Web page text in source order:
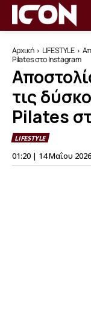
Αρχική LIFESTYLE
Pilates στο Instagram
τις
Pilates
LIFESTYLE
01:20 | 14 Μαΐου 2026